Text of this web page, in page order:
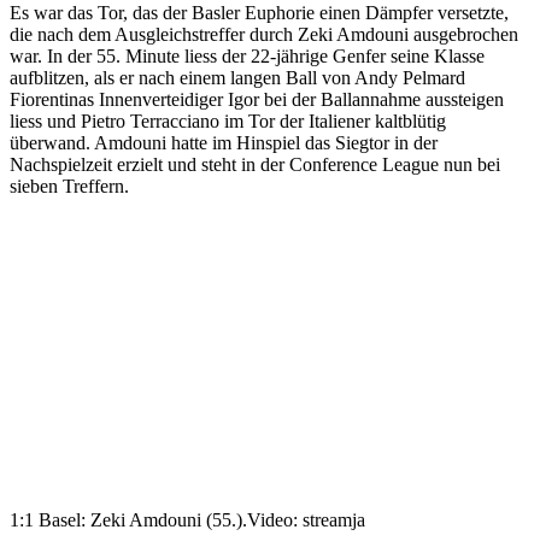
Es war das Tor, das der Basler Euphorie einen Dämpfer versetzte,
die nach dem Ausgleichstreffer durch Zeki Amdouni ausgebrochen
war. In der 55. Minute liess der 22-jährige Genfer seine Klasse
aufblitzen, als er nach einem langen Ball von Andy Pelmard
Fiorentinas Innenverteidiger Igor bei der Ballannahme aussteigen
liess und Pietro Terracciano im Tor der Italiener kaltblütig
überwand. Amdouni hatte im Hinspiel das Siegtor in der
Nachspielzeit erzielt und steht in der Conference League nun bei
sieben Treffern.
1:1 Basel: Zeki Amdouni (55.).Video: streamja